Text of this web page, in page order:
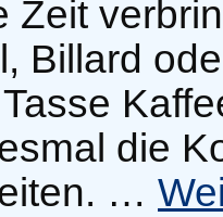
Zeit
Billard
die
…